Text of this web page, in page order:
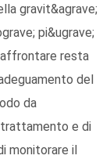
gravit&agrave;
pi&ugrave;
resta
del
da
trattamento e di
monitorare il